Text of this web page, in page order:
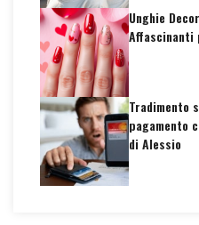
Unghie
Affascinanti
Tradimento
pagamento
di Alessio